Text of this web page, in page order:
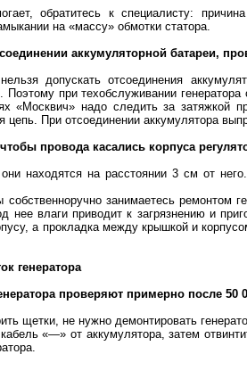
обратитесь к специалисту:
на «массу» обмотки статора.
аккумуляторной батареи,
допускать отсоединения
Поэтому при техобслуживании
«Москвич» надо следить за затяжкой
цепь. При отсоединении аккумулятора
провода касались корпуса
находятся на расстоянии 3 см от
занимаетесь ремонтом
нее влаги приводит к загрязнению и
а прокладка между крышкой и
генератора
проверяют примерно после 50
щетки, не нужно демонтировать
«—» от аккумулятора, затем